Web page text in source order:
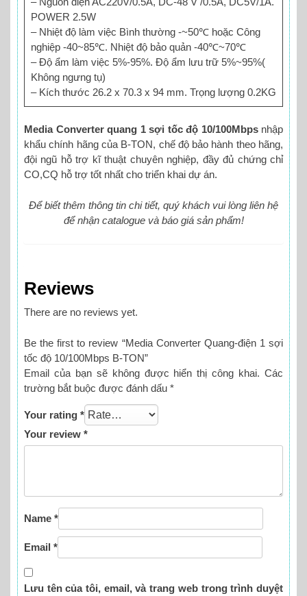
POWER 2.5W
– Nhiệt độ làm việc Bình thường -~50℃ hoặc Công
nghiệp -40~85℃. Nhiệt độ bảo quản -40℃~70℃
– Độ ẩm làm việc 5%-95%. Độ ẩm lưu trữ 5%~95%(
Không ngưng tụ)
– Kích thước 26.2 x 70.3 x 94 mm. Trọng lượng 0.2KG
Media Converter quang 1 sợi tốc độ 10/100Mbpsnhập
khẩu chính hãng của B-TON, chế độ bảo hành theo hãng,
đội ngũ hỗ trợ kĩ thuật chuyên nghiệp, đầy đủ chứng chỉ
CO,CQ hỗ trợ tốt nhất cho triển khai dự án.
Để biết thêm thông tin chi tiết, quý khách vui lòng liên hệ
để nhận catalogue và báo giá sản phẩm!
Reviews
There are no reviews yet.
Be the first to review “Media Converter Quang-điện 1 sợi
tốc độ 10/100Mbps B-TON”
Email của bạn sẽ không được hiển thị công khai. Các
trường bắt buộc được đánh dấu *
Your rating *
Your review *
Name *
Email *
Lưu tên của tôi, email, và trang web trong trình duyệt